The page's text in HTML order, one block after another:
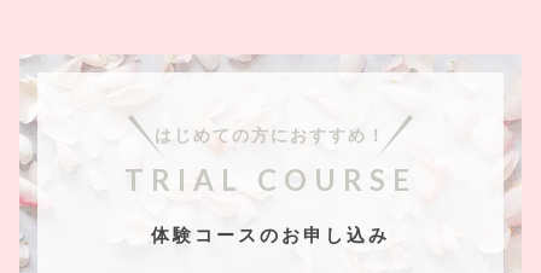
はじめての方におすすめ！
TRIAL COURSE
体験コースのお申し込み